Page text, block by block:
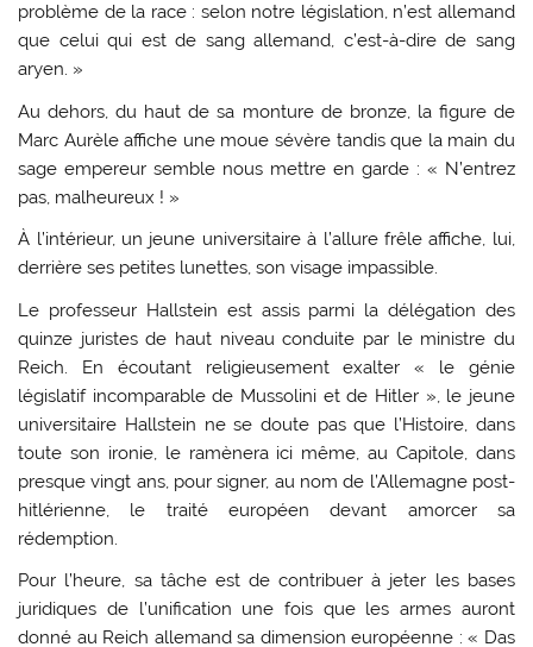
problème de la race : selon notre législation, n’est allemand
que celui qui est de sang allemand, c’est-à-dire de sang
aryen. »
Au dehors, du haut de sa monture de bronze, la figure de
Marc Aurèle affiche une moue sévère tandis que la main du
sage empereur semble nous mettre en garde : « N’entrez
pas, malheureux ! »
À l’intérieur, un jeune universitaire à l’allure frêle affiche, lui,
derrière ses petites lunettes, son visage impassible.
Le professeur Hallstein est assis parmi la délégation des
quinze juristes de haut niveau conduite par le ministre du
Reich. En écoutant religieusement exalter « le génie
législatif incomparable de Mussolini et de Hitler », le jeune
universitaire Hallstein ne se doute pas que l’Histoire, dans
toute son ironie, le ramènera ici même, au Capitole, dans
presque vingt ans, pour signer, au nom de l’Allemagne post-
hitlérienne, le traité européen devant amorcer sa
rédemption.
Pour l’heure, sa tâche est de contribuer à jeter les bases
juridiques de l’unification une fois que les armes auront
donné au Reich allemand sa dimension européenne : « Das